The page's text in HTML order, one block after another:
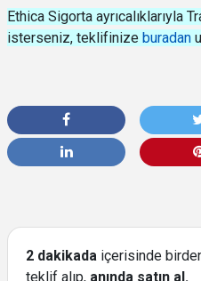
Ethica Sigorta ayrıcalıklarıyla
isterseniz, teklifinize buradan
2 dakikada içerisinde
teklif alıp, anında satın al.